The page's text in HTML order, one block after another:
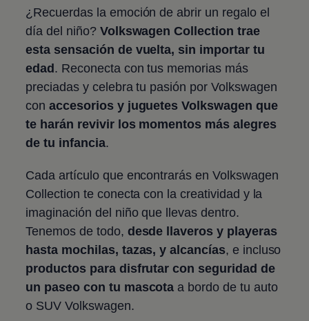
¿Recuerdas la emoción de abrir un regalo el
día del niño? Volkswagen Collection trae
esta sensación de vuelta, sin importar tu
edad. Reconecta con tus memorias más
preciadas y celebra tu pasión por Volkswagen
conaccesorios y juguetes Volkswagen que
te harán revivir los momentos más alegres
de tu infancia.
Cada artículo que encontrarás en Volkswagen
Collection te conecta con la creatividad y la
imaginación del niño que llevas dentro.
Tenemos de todo, desde llaveros y playeras
hasta mochilas, tazas, y alcancías, e incluso
productos para disfrutar con seguridad de
un paseo con tu mascota a bordo de tu auto
o SUV Volkswagen.